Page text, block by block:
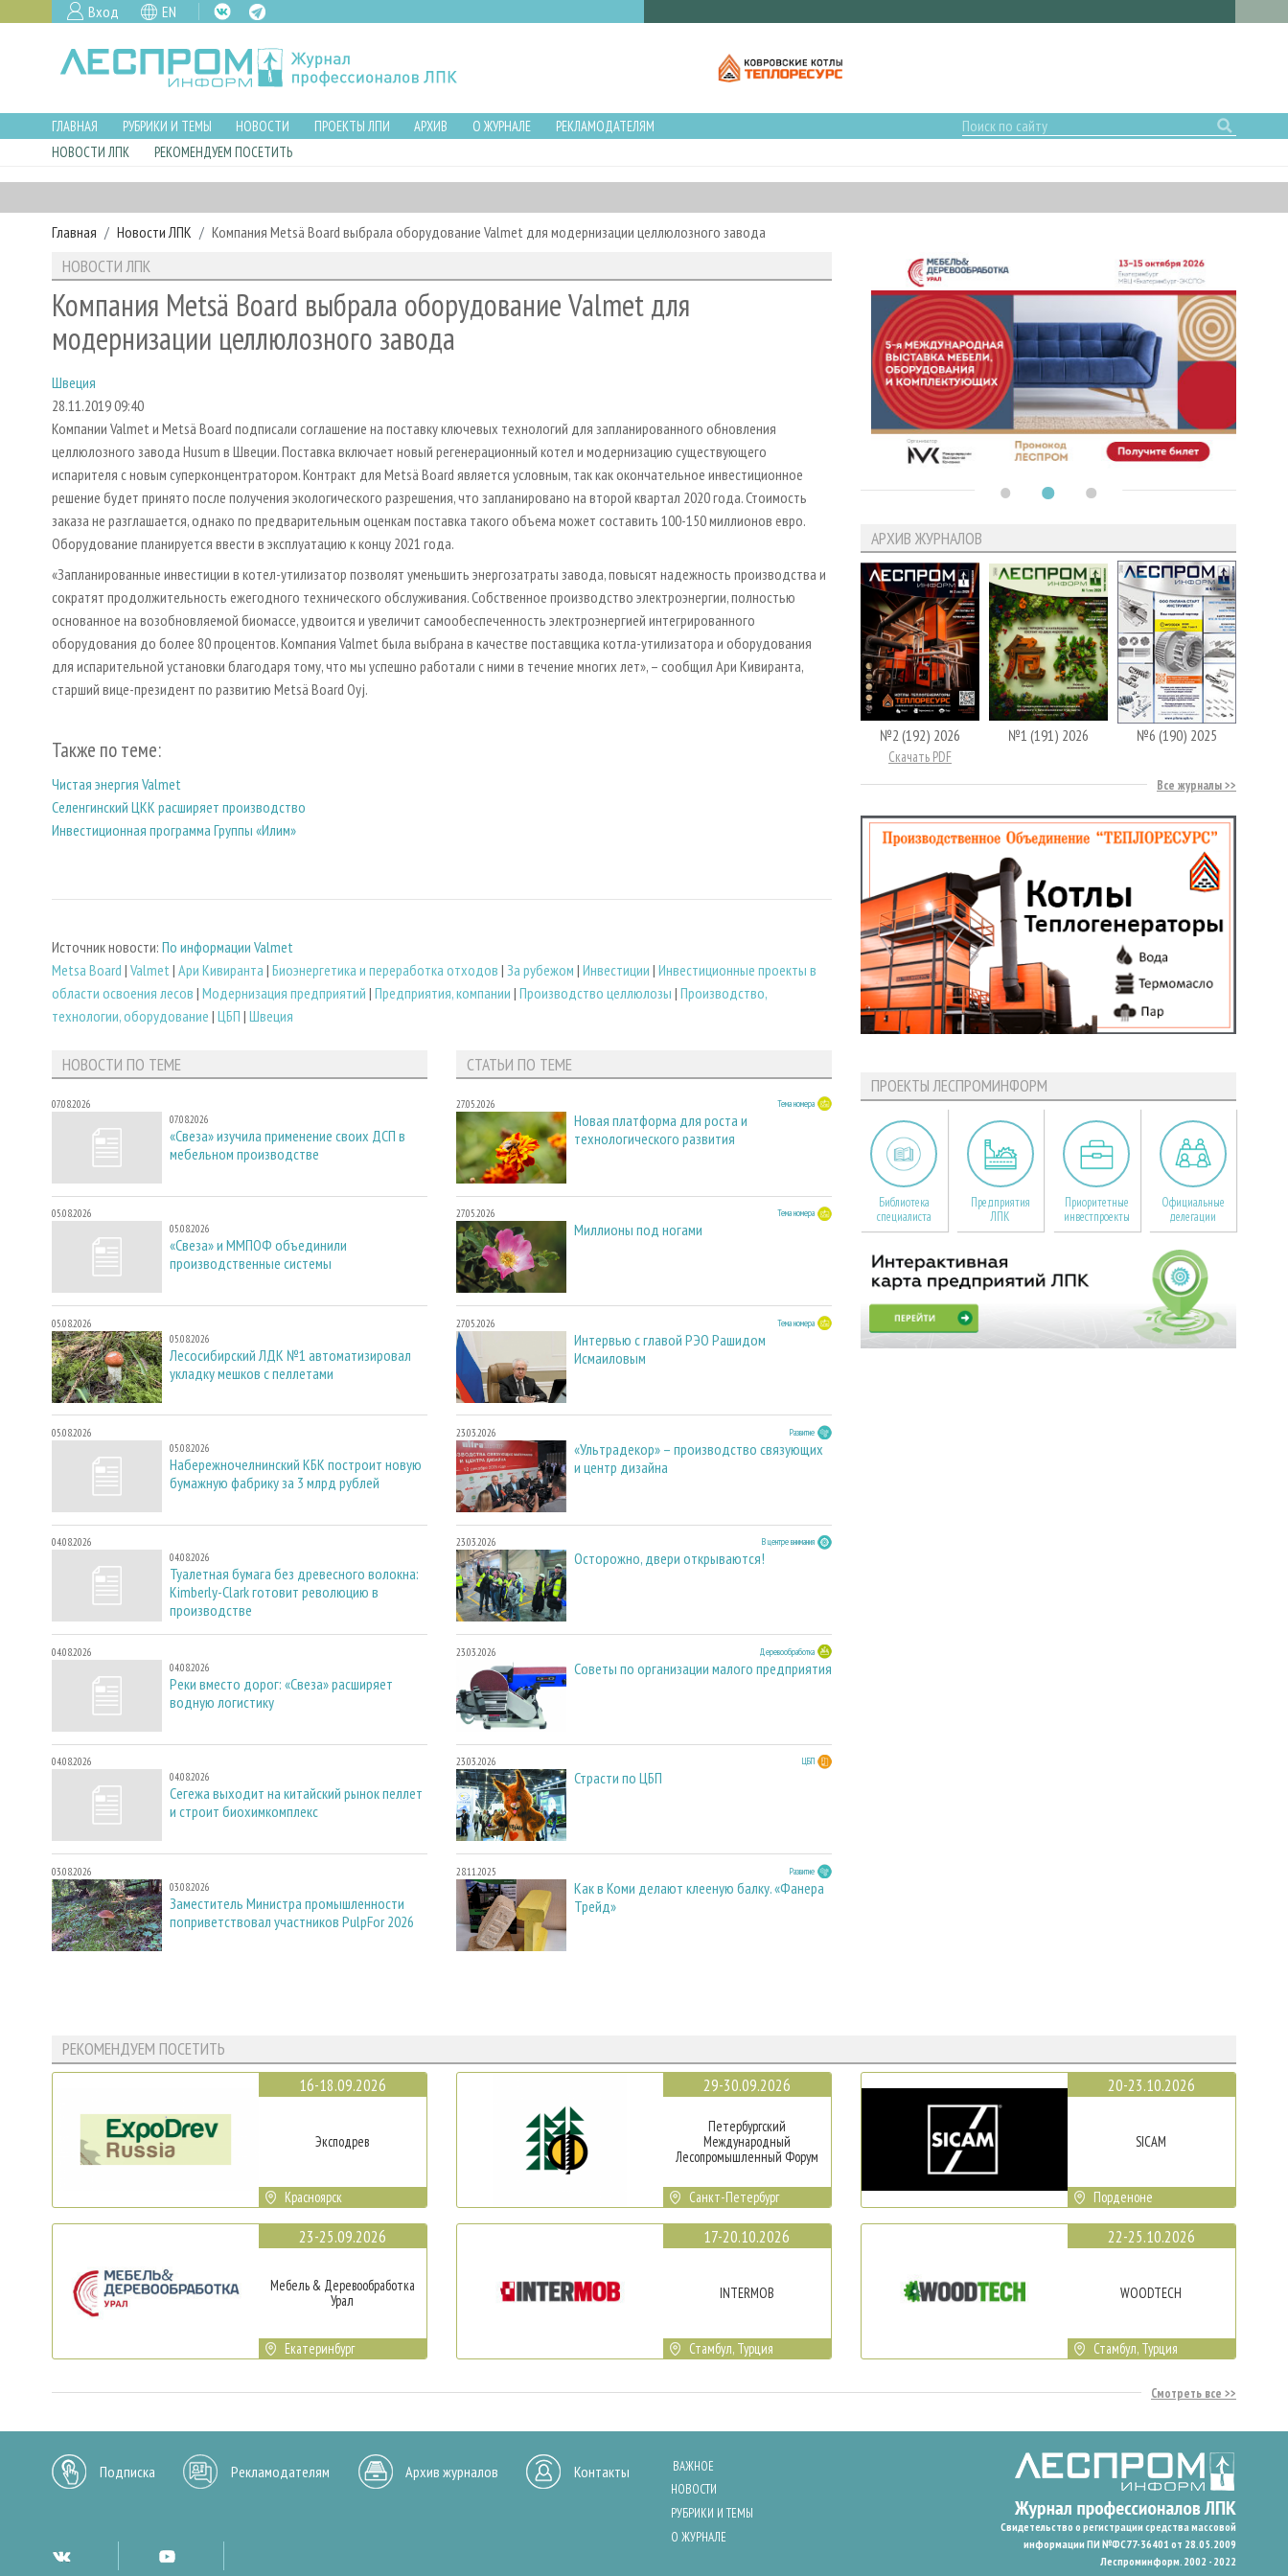
Вход EN
ГЛАВНАЯ РУБРИКИ И ТЕМЫ НОВОСТИ ПРОЕКТЫ ЛПИ АРХИВ О ЖУРНАЛЕ
РЕКЛАМОДАТЕЛЯМ
НОВОСТИ ЛПК
РЕКОМЕНДУЕМ ПОСЕТИТЬ
Главная Новости ЛПК Компания Metsä Board выбрала оборудование Valmet для модернизации целлюлозного завода
НОВОСТИ ЛПК
Компания Metsä Board выбрала оборудование Valmet для
модернизации целлюлозного завода
Швеция
28.11.2019 09:40
Компании Valmet и Metsä Board подписали соглашение на поставку ключевых технологий для запланированного обновления
целлюлозного завода Husum в Швеции. Поставка включает новый регенерационный котел и модернизацию существующего
испарителя с новым суперконцентратором. Контракт для Metsä Board является условным, так как окончательное инвестиционное
решение будет принято после получения экологического разрешения, что запланировано на второй квартал 2020 года. Стоимость
заказа не разглашается, однако по предварительным оценкам поставка такого объема может составить 100-150 миллионов евро.
Оборудование планируется ввести в эксплуатацию к концу 2021 года.
«Запланированные инвестиции в котел-утилизатор позволят уменьшить энергозатраты завода, повысят надежность производства и
сократят продолжительность ежегодного технического обслуживания. Собственное производство электроэнергии, полностью
основанное на возобновляемой биомассе, удвоится и увеличит самообеспеченность электроэнергией интегрированного
оборудования до более 80 процентов. Компания Valmet была выбрана в качестве поставщика котла-утилизатора и оборудования
для испарительной установки благодаря тому, что мы успешно работали с ними в течение многих лет», – сообщил Ари Кивиранта,
старший вице-президент по развитию Metsä Board Oyj.
Также по теме:
Чистая энергия Valmet
Селенгинский ЦКК расширяет производство
Инвестиционная программа Группы «Илим»
Источник новости: По информации Valmet
Metsa Board | Valmet | Ари Кивиранта | Биoэнергетика и переработка отходов | За рубежом | Инвестиции | Инвестиционные проекты в
области освоения лесов | Модернизация предприятий | Предприятия, компании | Производство целлюлозы | Производство,
технологии, оборудование | ЦБП | Швеция
НОВОСТИ ПО ТЕМЕ
07.08.2026
07.08.2026
«Свеза» изучила применение своих ДСП в
мебельном производстве
05.08.2026
05.08.2026
«Свеза» и ММПОФ объединили
производственные системы
05.08.2026
05.08.2026
Лесосибирский ЛДК №1 автоматизировал
укладку мешков с пеллетами
05.08.2026
05.08.2026
Набережночелнинский КБК построит новую
бумажную фабрику за 3 млрд рублей
04.08.2026
04.08.2026
Туалетная бумага без древесного волокна:
Kimberly-Clark готовит революцию в
производстве
04.08.2026
04.08.2026
Реки вместо дорог: «Свеза» расширяет
водную логистику
04.08.2026
04.08.2026
Сегежа выходит на китайский рынок пеллет
и строит биохимкомплекс
03.08.2026
03.08.2026
Заместитель Министра промышленности
поприветствовал участников PulpFor 2026
СТАТЬИ ПО ТЕМЕ
27.05.2026 Тема номера
Новая платформа для роста и
технологического развития
27.05.2026 Тема номера
Миллионы под ногами
27.05.2026 Тема номера
Интервью с главой РЭО Рашидом
Исмаиловым
23.03.2026 Развитие
«Ультрадекор» – производство связующих
и центр дизайна
23.03.2026 В центре внимания
Осторожно, двери открываются!
23.03.2026 Деревообработка
Советы по организации малого предприятия
23.03.2026 ЦБП
Страсти по ЦБП
28.11.2025 Развитие
Как в Коми делают клееную балку. «Фанера
Трейд»
АРХИВ ЖУРНАЛОВ
№2 (192) 2026
Скачать PDF
№1 (191) 2026 №6 (190) 2025
Все журналы
ПРОЕКТЫ ЛЕСПРОМИНФОРМ
Библиотека
специалиста
Предприятия
ЛПК
Приоритетные
инвестпроекты
Официальные
делегации
РЕКОМЕНДУЕМ ПОСЕТИТЬ
16-18.09.2026
Эксподрев
Красноярск
23-25.09.2026
Мебель & Деревообработка
Урал
Екатеринбург
29-30.09.2026
Петербургский
Международный
Лесопромышленный Форум
Санкт-Петербург
17-20.10.2026
INTERMOB
Стамбул, Турция
20-23.10.2026
SICAM
Порденоне
22-25.10.2026
WOODTECH
Стамбул, Турция
Смотреть все
Подписка Рекламодателям Архив журналов Контакты
ВАЖНОЕ
НОВОСТИ
РУБРИКИ И ТЕМЫ
О ЖУРНАЛЕ
Свидетельство о регистрации средства массовой
информации ПИ №ФС77-36401 от 28.05.2009
Леспроминформ. 2002 - 2022